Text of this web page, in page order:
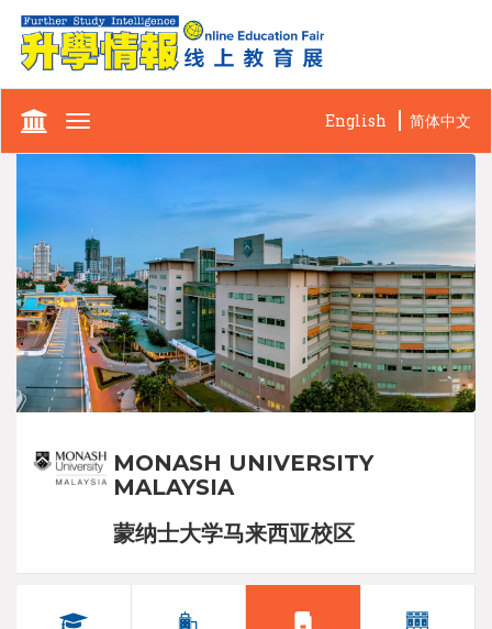
Toggle
English 简体中文
MONASH UNIVERSITY
MALAYSIA
蒙纳士大学马来西亚校区